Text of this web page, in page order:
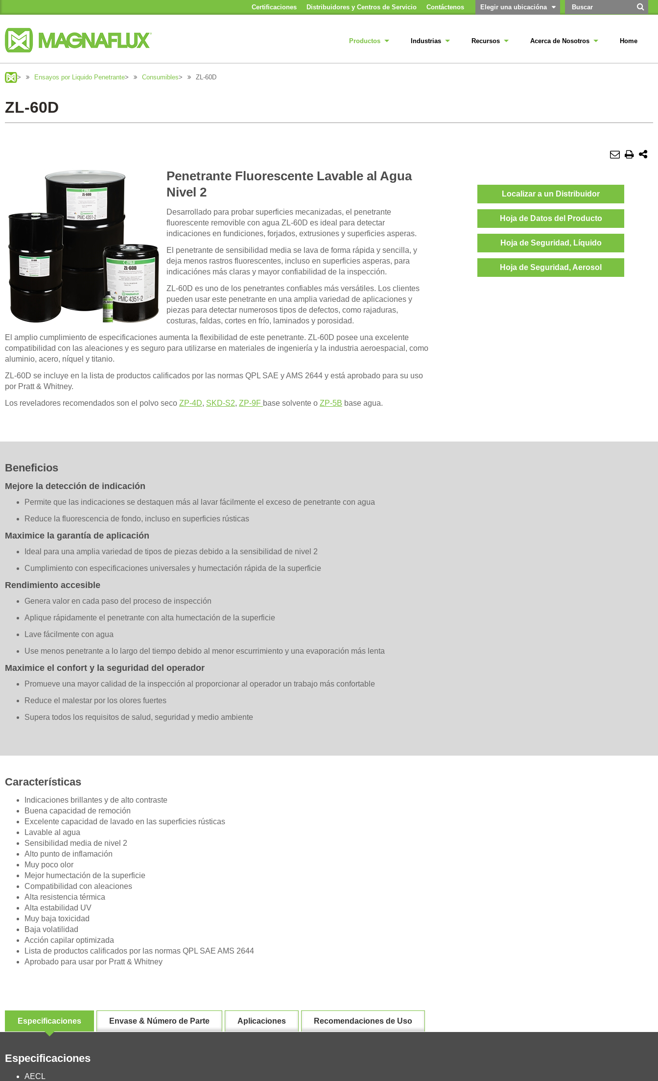
Certificaciones Distribuidores y Centros de Servicio Contáctenos Elegir una ubicacióna
Productos Industrias Recursos Acerca de Nosotros Home
> Ensayos por Liquido Penetrante> Consumibles> ZL-60D
ZL-60D
Penetrante Fluorescente Lavable al Agua
Nivel 2
Desarrollado para probar superficies mecanizadas, el penetrante
fluorescente removible con agua ZL-60D es ideal para detectar
indicaciones en fundiciones, forjados, extrusiones y superficies asperas.
El penetrante de sensibilidad media se lava de forma rápida y sencilla, y
deja menos rastros fluorescentes, incluso en superficies asperas, para
indicaciónes más claras y mayor confiabilidad de la inspección.
ZL-60D es uno de los penetrantes confiables más versátiles. Los clientes
pueden usar este penetrante en una amplia variedad de aplicaciones y
piezas para detectar numerosos tipos de defectos, como rajaduras,
costuras, faldas, cortes en frío, laminados y porosidad.
El amplio cumplimiento de especificaciones aumenta la flexibilidad de este penetrante. ZL-60D posee una excelente
compatibilidad con las aleaciones y es seguro para utilizarse en materiales de ingeniería y la industria aeroespacial, como
aluminio, acero, níquel y titanio.
ZL-60D se incluye en la lista de productos calificados por las normas QPL SAE y AMS 2644 y está aprobado para su uso
por Pratt & Whitney.
Los reveladores recomendados son el polvo seco ZP-4D, SKD-S2, ZP-9F base solvente o ZP-5B base agua.
Localizar a un Distribuidor
Hoja de Datos del Producto
Hoja de Seguridad, Líquido
Hoja de Seguridad, Aerosol
Beneficios
Mejore la detección de indicación
Permite que las indicaciones se destaquen más al lavar fácilmente el exceso de penetrante con agua
Reduce la fluorescencia de fondo, incluso en superficies rústicas
Maximice la garantía de aplicación
Ideal para una amplia variedad de tipos de piezas debido a la sensibilidad de nivel 2
Cumplimiento con especificaciones universales y humectación rápida de la superficie
Rendimiento accesible
Genera valor en cada paso del proceso de inspección
Aplique rápidamente el penetrante con alta humectación de la superficie
Lave fácilmente con agua
Use menos penetrante a lo largo del tiempo debido al menor escurrimiento y una evaporación más lenta
Maximice el confort y la seguridad del operador
Promueve una mayor calidad de la inspección al proporcionar al operador un trabajo más confortable
Reduce el malestar por los olores fuertes
Supera todos los requisitos de salud, seguridad y medio ambiente
Características
Indicaciones brillantes y de alto contraste
Buena capacidad de remoción
Excelente capacidad de lavado en las superficies rústicas
Lavable al agua
Sensibilidad media de nivel 2
Alto punto de inflamación
Muy poco olor
Mejor humectación de la superficie
Compatibilidad con aleaciones
Alta resistencia térmica
Alta estabilidad UV
Muy baja toxicidad
Baja volatilidad
Acción capilar optimizada
Lista de productos calificados por las normas QPL SAE AMS 2644
Aprobado para usar por Pratt & Whitney
Especificaciones Envase & Número de Parte Aplicaciones Recomendaciones de Uso
Especificaciones
AECL